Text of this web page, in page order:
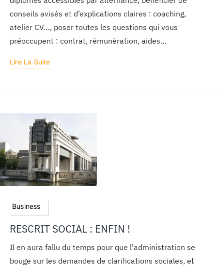
conseils avisés et d’explications claires : coaching,
atelier CV…, poser toutes les questions qui vous
préoccupent : contrat, rémunération, aides…
Lire La Suite
Business
RESCRIT SOCIAL : ENFIN !
Il en aura fallu du temps pour que l'administration se
bouge sur les demandes de clarifications sociales, et